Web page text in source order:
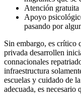
Atención gratuita
Apoyo
pasando por
Sin embargo, es crítico
privada desarrollen
connacionales
infraestructura
escuelas y cuidado de
adecuada, es necesario